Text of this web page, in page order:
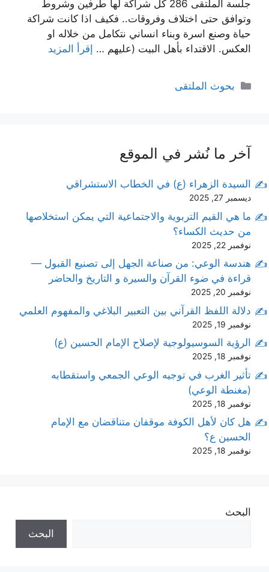
جلسة الملتقى 286 كل شراكة لها طرفين وشروط
وتوافق حتى اختلاف وفروقات.. فكيف اذا كانت شراكة
حياة وصنع اسرة وبناء انساني نتكامل من خلاله او
العكس. الاقتداء بأهل البيت (عليهم … إقرأ المزيد
التصنيفات
بحوث الملتقى
آخر ما نُشر في الموقع
السيدة الزهراء (ع) في الخطاب الاستشراقي
ديسمبر 27, 2025
ما هي القيم التربوية والاجتماعية التي يمكن استخلاصها
من حديث الكساء؟
نوفمبر 22, 2025
هندسة الوعي: من صناعة الجهل إلى تصنيع القبول —
قراءة في ضوء القرآن والسيرة و التاريخ والحاضر
نوفمبر 20, 2025
دلالة اللفظ القرآني بين التعبير البلاغي والمفهوم العلمي
نوفمبر 19, 2025
الرؤية السوسيولوجية لإصلاح الإمام الحسين (ع)
نوفمبر 18, 2025
تأثير الغرب في توجيه الوعي الجمعي واستقطابه
(مغنطة الوعي)
نوفمبر 18, 2025
هل كان لأهل الكوفة موقفان متناقضان مع الإمام
الحسين ع؟
نوفمبر 18, 2025
البحث
البحث